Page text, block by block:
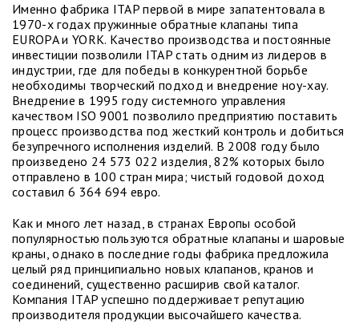
Именно фабрика ITAP первой в мире запатентовала в
1970-х годах пружинные обратные клапаны типа
EUROPA и YORK. Качество производства и постоянные
инвестиции позволили ITAP стать одним из лидеров в
индустрии, где для победы в конкурентной борьбе
необходимы творческий подход и внедрение ноу-хау.
Внедрение в 1995 году системного управления
качеством ISO 9001 позволило предприятию поставить
процесс производства под жесткий контроль и добиться
безупречного исполнения изделий. В 2008 году было
произведено 24 573 022 изделия, 82% которых было
отправлено в 100 стран мира; чистый годовой доход
составил 6 364 694 евро.
Как и много лет назад, в странах Европы особой
популярностью пользуются обратные клапаны и шаровые
краны, однако в последние годы фабрика предложила
целый ряд принципиально новых клапанов, кранов и
соединений, существенно расширив свой каталог.
Компания ITAP успешно поддерживает репутацию
производителя продукции высочайшего качества.